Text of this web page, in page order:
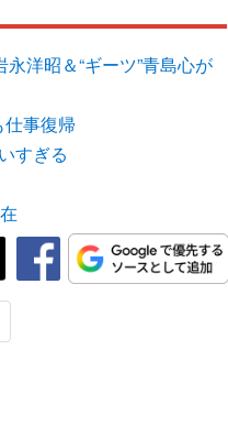
洋昭＆“ギーツ”青島心が
事復帰
すぎる